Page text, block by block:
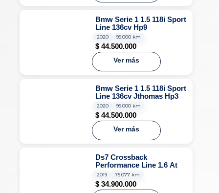
Bmw Serie 1 1.5 118i Sport
Line 136cv Hp9
2020 99.000 km
$ 44.500.000
Ver más
Bmw Serie 1 1.5 118i Sport
Line 136cv Jthomas Hp3
2020 99.000 km
$ 44.500.000
Ver más
Ds7 Crossback
Performance Line 1.6 At
2019 75.077 km
$ 34.900.000